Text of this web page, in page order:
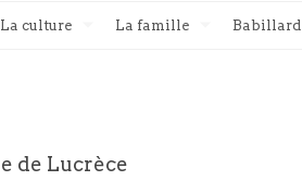
La culture La famille Babillard
de Lucrèce